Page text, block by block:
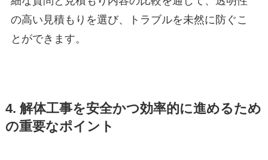
の高い見積もりを選び、トラブルを未然に防ぐこ
とができます。
4. 解体工事を安全かつ効率的に進めるため
の重要なポイント